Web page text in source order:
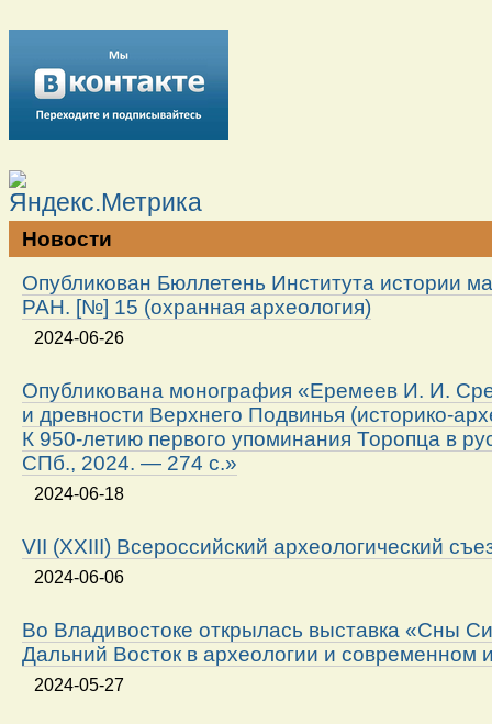
Новости
Опубликован Бюллетень Института истории
РАН. [№] 15 (охранная археология)
2024-06-26
Опубликована монография «Еремеев И. И.
и древности Верхнего Подвинья (историко-
К 950-летию первого упоминания Торопца в
СПб., 2024. — 274 с.»
2024-06-18
VII (XXIII) Всероссийский археологический
2024-06-06
Во Владивостоке открылась выставка «Сны
Дальний Восток в археологии и современном
2024-05-27